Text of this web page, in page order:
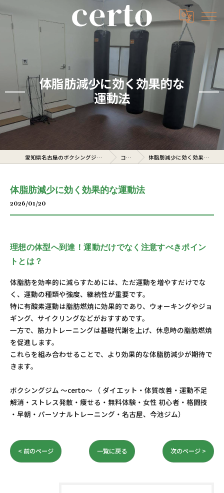
体脂肪減少に効く効果的な
運動法
愛知県名古屋のボクシングジムならcerto コラム 体脂肪減少に効く効果的な運動法
体脂肪減少に効く効果的な運動法
2026/01/20
理想の体型へ到達！運動だけでなく注意すべきポイン
トとは？
体脂肪を効率的に減らすためには、ただ運動を増やすだけでな
く、運動の種類や強度、継続性が重要です。
特に有酸素運動は脂肪燃焼に効果的であり、ウォーキングやジョ
ギング、サイクリングなどがおすすめです。
一方で、筋力トレーニングは基礎代謝を上げ、休息時の脂肪燃焼
を促進します。
これらを組み合わせることで、より効果的な体脂肪減少が期待で
きます。
ボクシングジム ～certo～ （ ダイエット・体質改善・運動不足
解消・ストレス発散・痩せる・無料体験・女性 初心者・格闘技
・早朝・パーソナルトレーニング・名古屋、今池ジム）
< 前のページ 一覧に戻る 次のページ >